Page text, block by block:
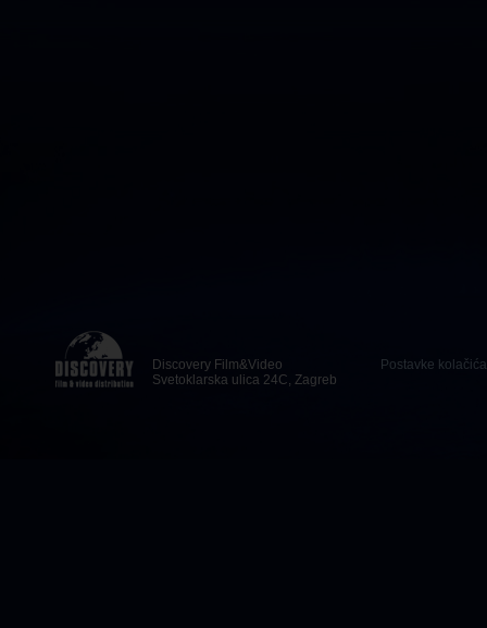
Discovery Film&Video
Svetoklarska ulica 24C, Zagreb
Postavke kolačića